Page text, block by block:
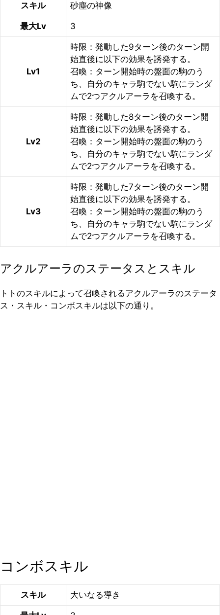
スキル 砂塵の神像
最大Lv 3
Lv1
時限：発動した9ターン後のターン開
始直後に以下の効果を誘発する。
召喚：ターン開始時の盤面の駒のう
ち、自分のキャラ駒でない駒にランダ
ムで2つアクルアーラを召喚する。
Lv2
時限：発動した8ターン後のターン開
始直後に以下の効果を誘発する。
召喚：ターン開始時の盤面の駒のう
ち、自分のキャラ駒でない駒にランダ
ムで2つアクルアーラを召喚する。
Lv3
時限：発動した7ターン後のターン開
始直後に以下の効果を誘発する。
召喚：ターン開始時の盤面の駒のう
ち、自分のキャラ駒でない駒にランダ
ムで2つアクルアーラを召喚する。
アクルアーラのステータスとスキル
トトのスキルによって召喚されるアクルアーラのステータ
ス・スキル・コンボスキルは以下の通り。
コンボスキル
スキル 大いなる導き